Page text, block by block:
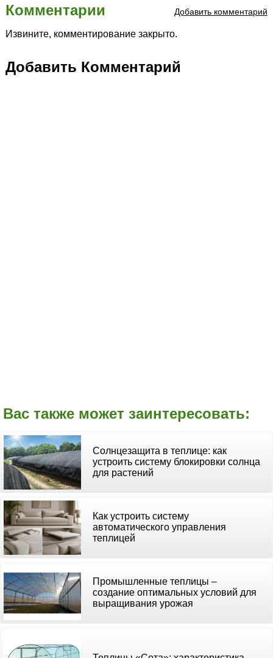
Комментарии Добавить комментарий
Извините, комментирование закрыто.
Добавить Комментарий
Вас также может заинтересовать:
Солнцезащита в теплице: как
устроить систему блокировки солнца
для растений
Как устроить систему
автоматического управления
теплицей
Промышленные теплицы –
создание оптимальных условий для
выращивания урожая